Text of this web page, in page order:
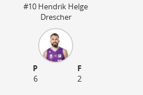
#10 Hendrik Helge
Drescher
P
F
6
2